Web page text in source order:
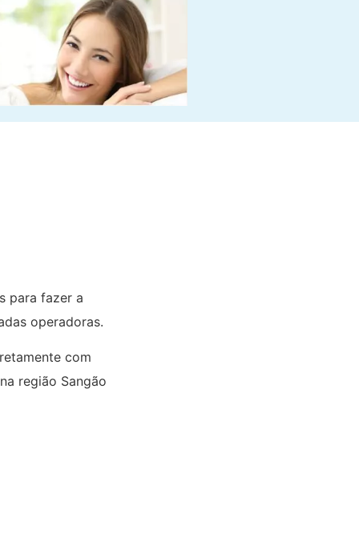
para fazer a
operadoras.
com
região Sangão